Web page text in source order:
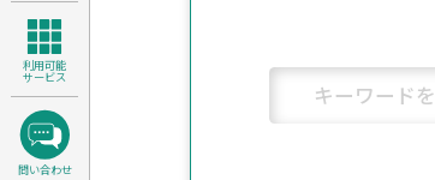
利用可能
サービス
問い合わせ